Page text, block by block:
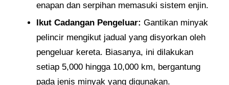
enapan dan serpihan memasuki sistem enjin.
Ikut Cadangan Pengeluar: Gantikan minyak
pelincir mengikut jadual yang disyorkan oleh
pengeluar kereta. Biasanya, ini dilakukan
setiap 5,000 hingga 10,000 km, bergantung
pada jenis minyak yang digunakan.